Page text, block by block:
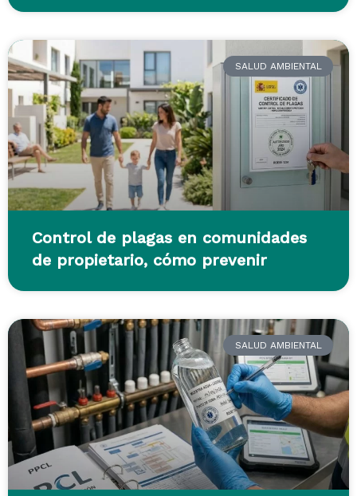
SALUD AMBIENTAL
Control de plagas en comunidades
de propietario, cómo prevenir
SALUD AMBIENTAL